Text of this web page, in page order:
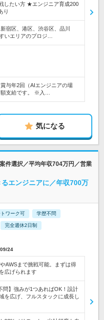
したい方 ★エンジニア育成200
り
宿区、港区、渋谷区、品川
いエリアのプロジ…
与年2回（AIエンジニアの場
支給です。 ※入…
気になる
件選択／平均年収704万円／営業
エンジニアに／年収700万
トワーク可 学歴不問
完全週休2日制
24
AWSまで挑戦可能。まずは得
広げられます
問】強みが1つあればOK！設計
を広げ、フルスタックに成長し